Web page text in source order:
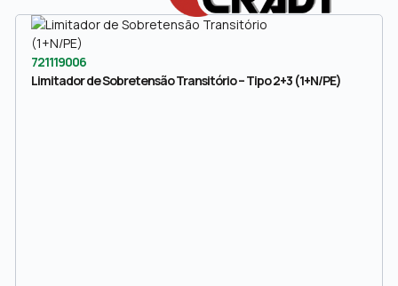
721119006
Limitador de Sobretensão Transitório – Tipo 2+3 (1+N/PE)